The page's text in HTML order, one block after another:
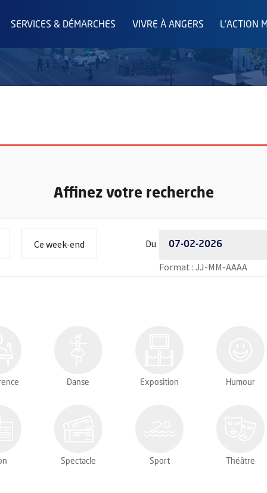
SERVICES & DÉMARCHES VIVRE À ANGERS L'ACTION
Affinez votre recherche
période de recherche à
Initialiser la période de recherche à
Ce week-end Du Période de recherche -
Format : JJ-MM-AAAA
Danse Exposition Humour
Spectacle Sport Théâtre